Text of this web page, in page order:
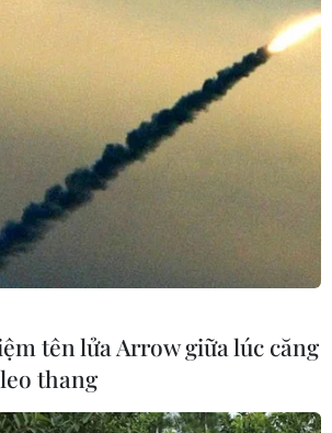
tên lửa Arrow giữa lúc căng
thang